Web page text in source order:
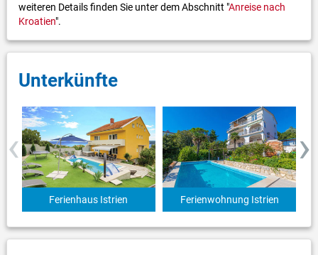
weiteren Details finden Sie unter dem Abschnitt "Anreise nach
Kroatien".
Unterkünfte
Ferienhaus Istrien Ferienwohnung Istrien
‹ ›